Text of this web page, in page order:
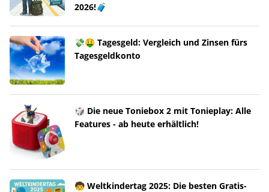
2026!🧳
💸🤑 Tagesgeld: Vergleich und Zinsen fürs
Tagesgeldkonto
🎲 Die neue Toniebox 2 mit Tonieplay: Alle
Features - ab heute erhältlich!
🧒 Weltkindertag 2025: Die besten Gratis-